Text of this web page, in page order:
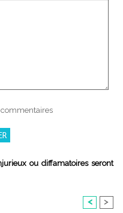
ou diffamatoires seront
< >